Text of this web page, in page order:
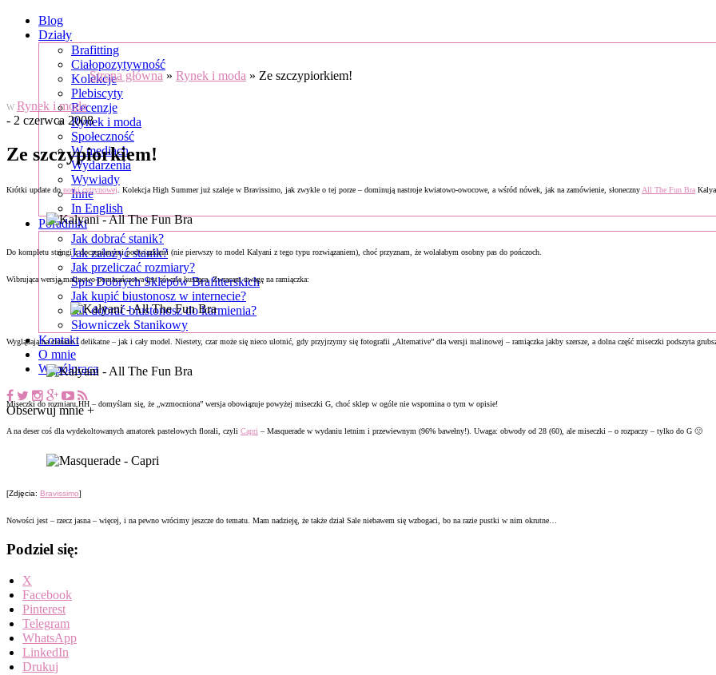
Blog
Działy
Brafitting
Ciałopozytywność
Kolekcje
Plebiscyty
Recenzje
Rynek i moda
Społeczność
W mediach
Wydarzenia
Wywiady
Inne
In English
Poradniki
Jak dobrać stanik?
Jak założyć stanik?
Jak przeliczać rozmiary?
Spis Dobrych Sklepów Brafitterskich
Jak kupić biustonosz w internecie?
Jak dobrać biustonosz do karmienia?
Słowniczek Stanikowy
Kontakt
O mnie
Współpraca
Obserwuj mnie +
Strona główna » Rynek i moda » Ze szczypiorkiem!
W Rynek i moda
- 2 czerwca 2008
Ze szczypiorkiem!
Krótki update do notki cytrynowej . Kolekcja High Summer już szaleje w Bravissimo, jak zwykle o tej porze – dominują nastroje kwiatowo-owocowe, a wśród nówek, jak na zamówienie, słoneczny All The Fun Bra
Do kompletu stringi z doczepianymi podwiązkami (nie pierwszy to model Kalyani z tego typu rozwiązaniem), choć przyznam, że wolałabym osobny pas do pończoch.
Wibrująca wersja malinowo-pomarańczowa jest równie kusząca. Zwracam uwagę na ramiączka:
Wyglądają na cienkie i delikatne – jak i cały model. Niestety, czar może się nieco ulotnić, gdy przyjrzymy się fotografii „Alternative” dla wersji malinowej – ramiączka jakby szersze, a dolna część miseczki podszyta
Miseczki do rozmiaru HH – domyślam się, że „wzmocniona” wersja obowiązuje powyżej miseczki G, choć sklep w ogóle nie wspomina o tym w opisie!
A na deser coś dla wydekoltowanych amatorek pastelowych florali, czyli Capri – Masquerade w wydaniu letnim i przewiewnym (96% bawełny!). Uwaga: obwody od 28 (60), ale miseczki – o rozpaczy – tylko do G 🙁
[Zdjęcia: Bravissimo]
Nowości jest – rzecz jasna – więcej, i na pewno wrócimy jeszcze do tematu. Mam nadzieję, że także dział Sale niebawem się wzbogaci, bo na razie pustki w nim okrutne…
Podziel się:
X
Facebook
Pinterest
Telegram
WhatsApp
LinkedIn
Drukuj